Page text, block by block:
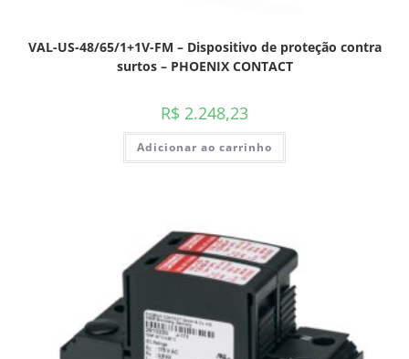
VAL-US-48/65/1+1V-FM – Dispositivo de proteção contra
surtos – PHOENIX CONTACT
R$ 2.248,23
Adicionar ao carrinho